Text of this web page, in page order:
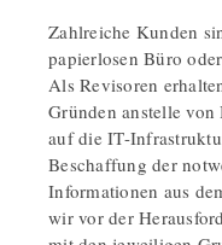
Zahlreiche Kunden
papierlosen Büro
Als Revisoren
Gründen anstelle
auf die IT-
Beschaffung der
Informationen aus
wir vor der